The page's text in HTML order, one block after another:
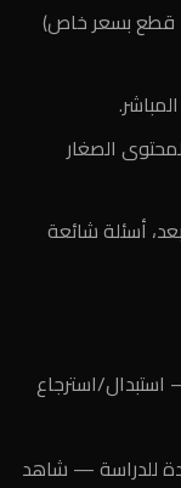
: باقة العودة للمدارس (3 قطع بسعر خاص)
المحتوى الصغار
أسئلة شائعة
استرجاع
العودة للدراسة — شاهد